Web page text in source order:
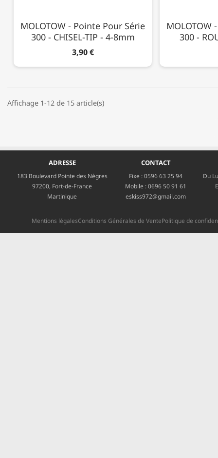
MOLOTOW - Pointe Pour Série
300 - CHISEL-TIP - 4-8mm
3,90 €
MOLOTOW
300 -
Affichage 1-12 de 15 article(s)
ADRESSE
183 Boulevard Pointe des Nègres
97200, Fort-de-France
Martinique
CONTACT
Fixe :0596 63 25 94
Mobile :0696 50 91 61
eskiss972@gmail.com
Du
Mentions légalesConditions Générales de VentePolitique de